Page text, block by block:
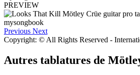
PREVIEW
Previous Next
Copyright: © All Rights Reserved -
Autres tablatures de